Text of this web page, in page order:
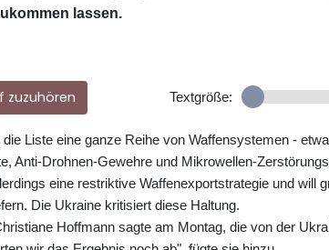
lassen.
zuzuhören Textgröße:
Liste eine ganze Reihe von Waffensystemen -
Anti-Drohnen-Gewehre und Mikrowellen-
eine restriktive Waffenexportstrategie und will
Die Ukraine kritisiert diese Haltung.
Hoffmann sagte am Montag, die von der